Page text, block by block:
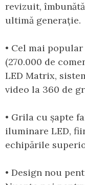
revizuit,
ultimă generație.
• Cel mai
(270.000 de
LED Matrix,
video la 360 de
• Grila cu șapte
iluminare LED,
echipările
• Design nou